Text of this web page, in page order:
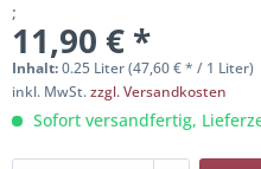
;
11,90 € *
Inhalt:0.25 Liter (47,60 € * / 1 Liter)
inkl. MwSt.zzgl. Versandkosten
Sofort versandfertig,